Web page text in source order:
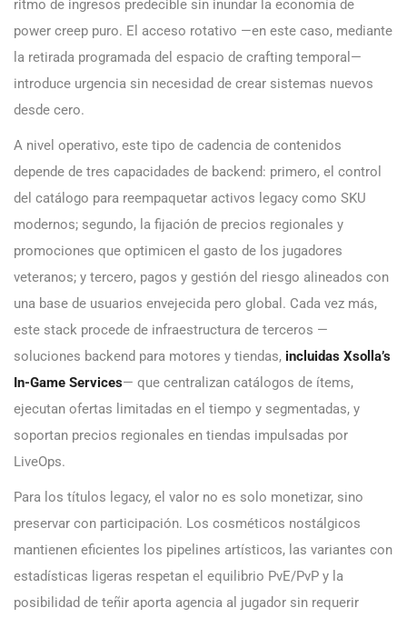
ritmo de ingresos predecible sin inundar la economía de
power creep puro. El acceso rotativo —en este caso, mediante
la retirada programada del espacio de crafting temporal—
introduce urgencia sin necesidad de crear sistemas nuevos
desde cero.
A nivel operativo, este tipo de cadencia de contenidos
depende de tres capacidades de backend: primero, el control
del catálogo para reempaquetar activos legacy como SKU
modernos; segundo, la fijación de precios regionales y
promociones que optimicen el gasto de los jugadores
veteranos; y tercero, pagos y gestión del riesgo alineados con
una base de usuarios envejecida pero global. Cada vez más,
este stack procede de infraestructura de terceros —
soluciones backend para motores y tiendas, incluidas Xsolla’s
In-Game Services— que centralizan catálogos de ítems,
ejecutan ofertas limitadas en el tiempo y segmentadas, y
soportan precios regionales en tiendas impulsadas por
LiveOps.
Para los títulos legacy, el valor no es solo monetizar, sino
preservar con participación. Los cosméticos nostálgicos
mantienen eficientes los pipelines artísticos, las variantes con
estadísticas ligeras respetan el equilibrio PvE/PvP y la
posibilidad de teñir aporta agencia al jugador sin requerir